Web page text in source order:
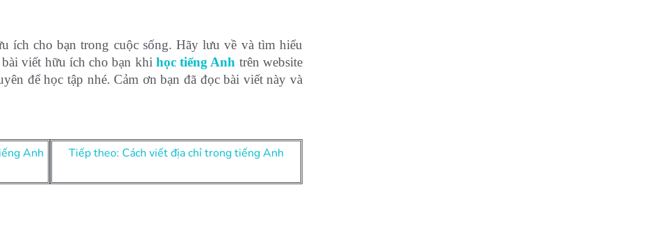
ích cho bạn trong cuộc sống. Hãy lưu về và tìm hiểu
viết hữu ích cho bạn khi học tiếng Anh trên website
để học tập nhé. Cảm ơn bạn đã đọc bài viết này và
Anh
Tiếp theo: Cách viết địa chỉ trong tiếng Anh